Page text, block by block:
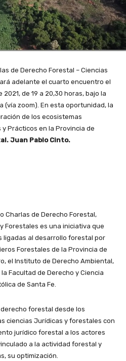
de Derecho Forestal – Ciencias
adelante el cuarto encuentro el
de 19 a 20,30 horas, bajo la
(vía zoom). En esta oportunidad, la
de los ecosistemas
Prácticos en la Provincia de
Juan Pablo Cinto.
Charlas de Derecho Forestal,
Forestales es una iniciativa que
al desarrollo forestal por
Forestales de la Provincia de
el Instituto de Derecho Ambiental,
Facultad de Derecho y Ciencia
de Santa Fe.
forestal desde los
ciencias Jurídicas y forestales con
jurídico forestal a los actores
a la actividad forestal y
su optimización.